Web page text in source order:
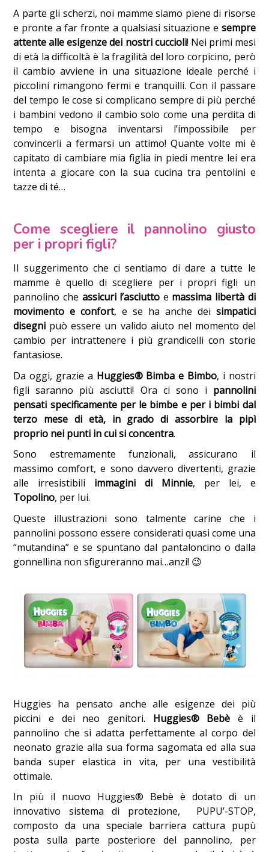
A parte gli scherzi, noi mamme siamo piene di risorse
e pronte a far fronte a qualsiasi situazione e sempre
attente alle esigenze dei nostri cuccioli! Nei primi mesi
di età la difficoltà è la fragilità del loro corpicino, però
il cambio avviene in una situazione ideale perché i
piccolini rimangono fermi e tranquilli. Con il passare
del tempo le cose si complicano sempre di più perché
i bambini vedono il cambio solo come una perdita di
tempo e bisogna inventarsi l’impossibile per
convincerli a fermarsi un attimo! Quante volte mi è
capitato di cambiare mia figlia in piedi mentre lei era
intenta a giocare con la sua cucina tra pentolini e
tazze di té…
Come scegliere il pannolino giusto
per i propri figli?
Il suggerimento che ci sentiamo di dare a tutte le
mamme è quello di scegliere per i propri figli un
pannolino che assicuri l’asciutto e massima libertà di
movimento e confort, e se ha anche dei simpatici
disegni può essere un valido aiuto nel momento del
cambio per intrattenere i più grandicelli con storie
fantasiose.
Da oggi, grazie a Huggies®Bimba e Bimbo, i nostri
figli saranno più asciutti! Ora ci sono i pannolini
pensati specificamente per le bimbe e per i bimbi dal
terzo mese di età, in grado di assorbire la pipì
proprio nei punti in cui si concentra.
Sono estremamente funzionali, assicurano il
massimo comfort, e sono davvero divertenti, grazie
alle irresistibili immagini di Minnie, per lei, e
Topolino, per lui.
Queste illustrazioni sono talmente carine che i
pannolini possono essere considerati quasi come una
“mutandina” e se spuntano dal pantaloncino o dalla
gonnellina non sfigureranno mai…anzi! 😉
Huggies ha pensato anche alle esigenze dei più
piccini e dei neo genitori. Huggies® Bebè è il
pannolino che si adatta perfettamente al corpo del
neonato grazie alla sua forma sagomata ed alla sua
banda super elastica in vita, per una vestibilità
ottimale.
In più il nuovo Huggies® Bebè è dotato di un
innovativo sistema di protezione, PUPU’-STOP,
composto da una speciale barriera cattura pupù
posta sulla parte posteriore del pannolino, per